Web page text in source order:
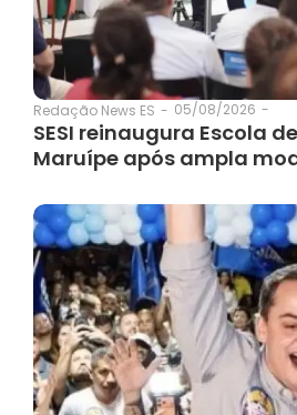
Redação News ES - 05/08/2026 -
SESI reinaugura Escola
Maruípe após ampla